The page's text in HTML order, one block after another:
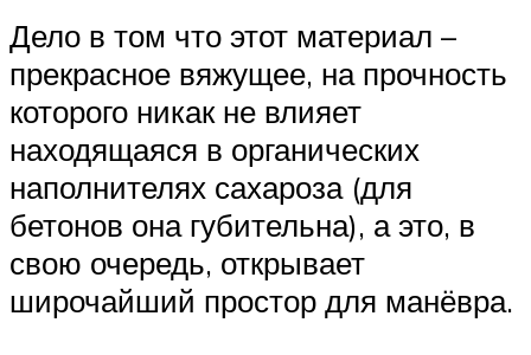
Дело в том что этот материал –
прекрасное вяжущее, на прочность
которого никак не влияет
находящаяся в органических
наполнителях сахароза (для
бетонов она губительна), а это, в
свою очередь, открывает
широчайший простор для манёвра.